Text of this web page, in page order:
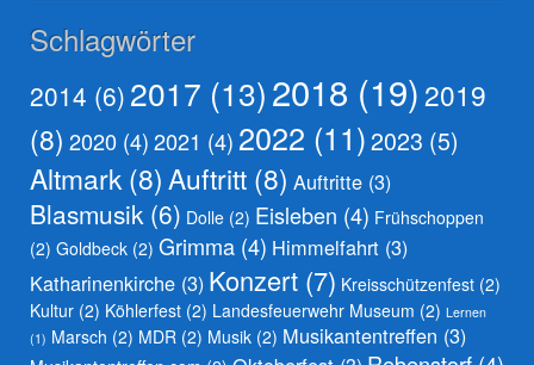
Schlagwörter
2014 (6) 2017 (13)2018 (19) 2019
(8) 2020 (4)2021 (4) 2022 (11)2023 (5)
Altmark (8)Auftritt (8) Auftritte (3)
Blasmusik (6) Dolle (2) Eisleben (4) Frühschoppen
(2) Goldbeck (2) Grimma (4) Himmelfahrt (3)
Katharinenkirche (3) Konzert (7) Kreisschützenfest (2)
Kultur (2) Köhlerfest (2) Landesfeuerwehr Museum (2) Lernen
(1) Marsch (2) MDR (2) Musik (2) Musikantentreffen (3)